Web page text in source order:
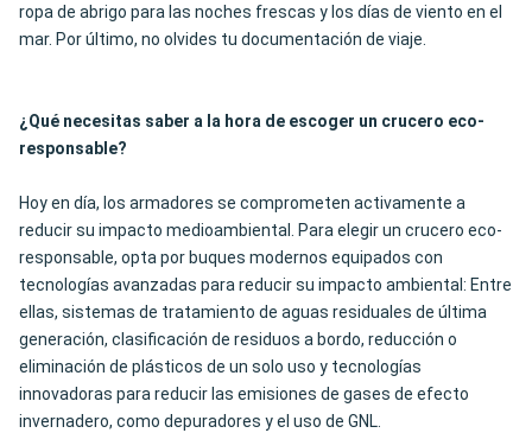
ropa de abrigo para las noches frescas y los días de viento en el
mar. Por último, no olvides tu documentación de viaje.
¿Qué necesitas saber a la hora de escoger un crucero eco-
responsable?
Hoy en día, los armadores se comprometen activamente a
reducir su impacto medioambiental. Para elegir un crucero eco-
responsable, opta por buques modernos equipados con
tecnologías avanzadas para reducir su impacto ambiental: Entre
ellas, sistemas de tratamiento de aguas residuales de última
generación, clasificación de residuos a bordo, reducción o
eliminación de plásticos de un solo uso y tecnologías
innovadoras para reducir las emisiones de gases de efecto
invernadero, como depuradores y el uso de GNL.